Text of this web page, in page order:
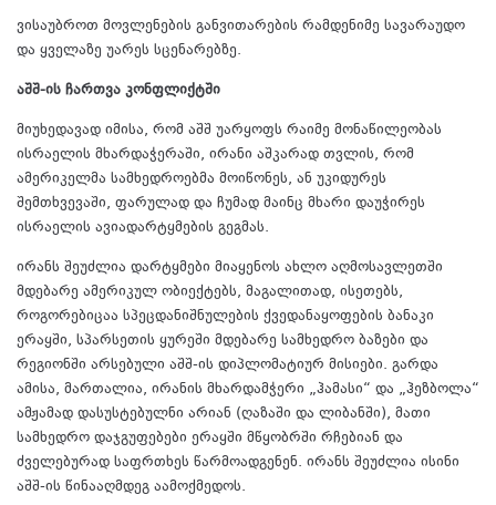
ვისაუბროთ მოვლენების განვითარების რამდენიმე სავარაუდო
და ყველაზე უარეს სცენარებზე.
აშშ-ის ჩართვა კონფლიქტში
მიუხედავად იმისა, რომ აშშ უარყოფს რაიმე მონაწილეობას
ისრაელის მხარდაჭერაში, ირანი აშკარად თვლის, რომ
ამერიკელმა სამხედროებმა მოიწონეს, ან უკიდურეს
შემთხვევაში, ფარულად და ჩუმად მაინც მხარი დაუჭირეს
ისრაელის ავიადარტყმების გეგმას.
ირანს შეუძლია დარტყმები მიაყენოს ახლო აღმოსავლეთში
მდებარე ამერიკულ ობიექტებს, მაგალითად, ისეთებს,
როგორებიცაა სპეცდანიშნულების ქვედანაყოფების ბანაკი
ერაყში, სპარსეთის ყურეში მდებარე სამხედრო ბაზები და
რეგიონში არსებული აშშ-ის დიპლომატიურ მისიები. გარდა
ამისა, მართალია, ირანის მხარდამჭერი „ჰამასი“ და „ჰეზბოლა“
ამჟამად დასუსტებულნი არიან (ღაზაში და ლიბანში), მათი
სამხედრო დაჯგუფებები ერაყში მწყობრში რჩებიან და
ძველებურად საფრთხეს წარმოადგენენ. ირანს შეუძლია ისინი
აშშ-ის წინააღმდეგ აამოქმედოს.